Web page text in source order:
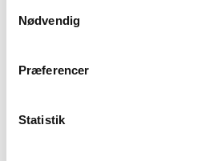
Nødvendig
Præferencer
Statistik
venter på kommunens
Kyed, som fortsætter:
“Det er helvede på jord, det,
undgå, at hun skader sig selv.